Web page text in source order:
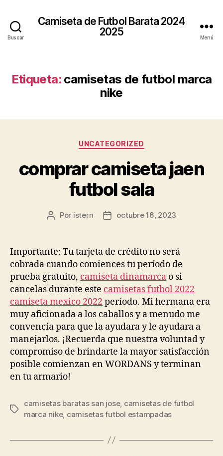
Buscar
Camiseta de Futbol Barata 2024
2025
Menú
Etiqueta: camisetas de futbol marca
nike
Categorías
UNCATEGORIZED
comprar camiseta jaen
futbol sala
Autor
entrada
Por istern
Fecha
entrada
octubre 16, 2023
Importante: Tu tarjeta de crédito no será
cobrada cuando comiences tu período de
prueba gratuito, camiseta dinamarca o si
cancelas durante este camisetas futbol 2022
camiseta mexico 2022 período. Mi hermana era
muy aficionada a los caballos y a menudo me
convencía para que la ayudara y le ayudara a
manejarlos. ¡Recuerda que nuestra voluntad y
compromiso de brindarte la mayor satisfacción
posible comienzan en WORDANS y terminan
en tu armario!
Etiquetas
camisetas baratas san jose, camisetas de futbol
marca nike, camisetas futbol estampadas